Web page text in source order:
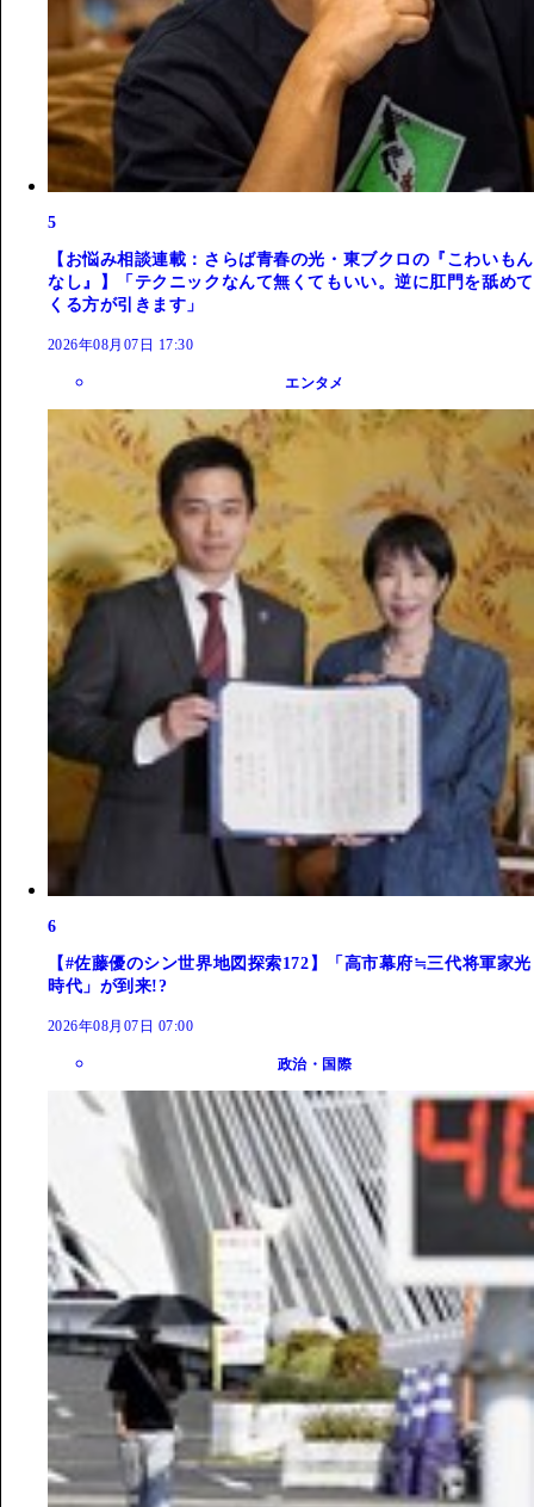
5
【お悩み相談連載：さらば青春の光・東ブクロの『こわいもん
なし』】「テクニックなんて無くてもいい。逆に肛門を舐めて
くる方が引きます」
2026年08月07日 17:30
エンタメ
6
【#佐藤優のシン世界地図探索172】「高市幕府≒三代将軍家光
時代」が到来!?
2026年08月07日 07:00
政治・国際